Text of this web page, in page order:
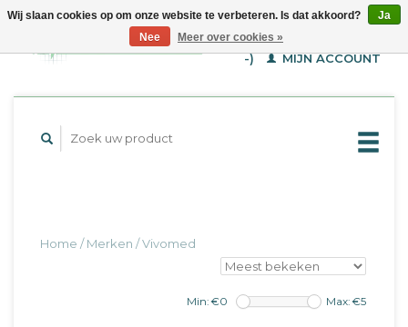
WINKELWAGEN (€--,-
-)
MIJN ACCOUNT
Home /Merken /Vivomed
Min: €0 Max: €5
Wij slaan cookies op om onze website te verbeteren. Is dat akkoord?
Ja
Nee
Meer over cookies »